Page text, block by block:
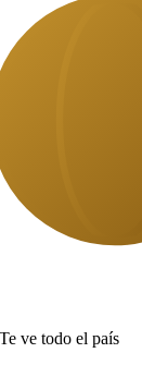
Te ve todo el país